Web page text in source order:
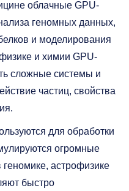
облачные GPU-
геномных данных,
и моделирования
и химии GPU-
сложные системы и
частиц, свойства
для обработки
огромные
астрофизике
быстро